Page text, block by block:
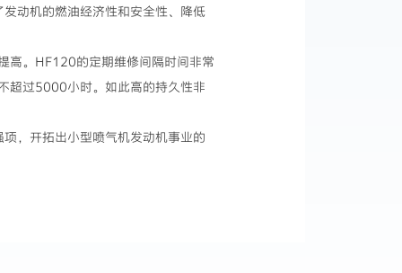
机的燃油经济性和安全性、降低
。HF120的定期维修间隔时间非常
超过5000小时。如此高的持久性非
开拓出小型喷气机发动机事业的